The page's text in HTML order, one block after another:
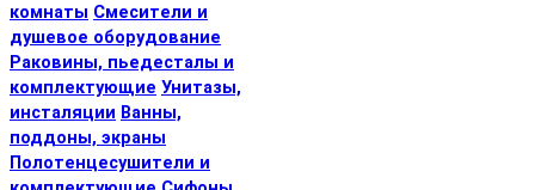
комнаты Смесители и
душевое оборудование
Раковины, пьедесталы и
комплектующие Унитазы,
инсталяции Ванны,
поддоны, экраны
Полотенцесушители и